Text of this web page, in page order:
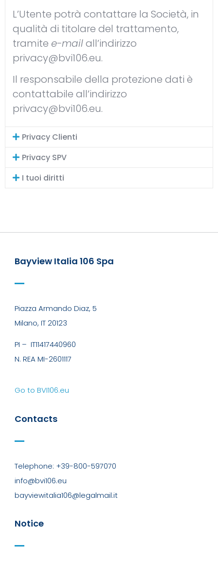
L’Utente potrà contattare la Società, in
qualità di titolare del trattamento,
tramite e-mailall’indirizzo
privacy@bvi106.eu.
Il responsabile della protezione dati è
contattabile all’indirizzo
privacy@bvi106.eu.
Privacy Clienti
Privacy SPV
I tuoi diritti
Bayview Italia 106 Spa
Piazza Armando Diaz, 5
Milano, IT 20123
PI – IT11417440960
N. REA MI-2601117
Go to BVI106.eu
Contacts
Telephone: +39-800-597070
info@bvi106.eu
bayviewitalia106@legalmail.it
Notice